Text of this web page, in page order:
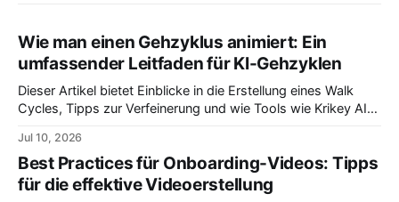
Wie man einen Gehzyklus animiert: Ein
umfassender Leitfaden für KI-Gehzyklen
Dieser Artikel bietet Einblicke in die Erstellung eines Walk
Cycles, Tipps zur Verfeinerung und wie Tools wie Krikey AI
können.
Jul 10, 2026
Best Practices für Onboarding-Videos: Tipps
für die effektive Videoerstellung